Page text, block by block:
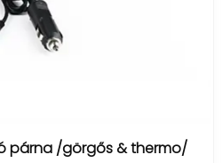
párna /görgős & thermo/